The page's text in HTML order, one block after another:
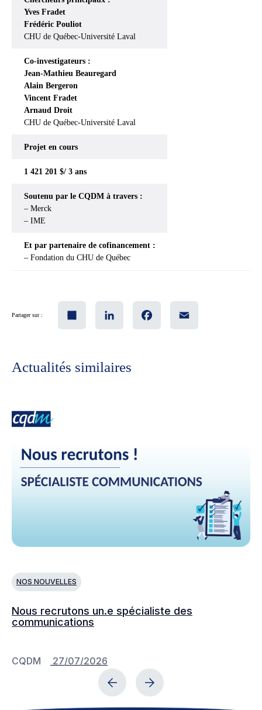
Yves Fradet
Frédéric Pouliot
CHU de Québec-Université Laval
Co-investigateurs :
Jean-Mathieu Beauregard
Alain Bergeron
Vincent Fradet
Arnaud Droit
CHU de Québec-Université Laval
Projet en cours
1 421 201 $/ 3 ans
Soutenu par le CQDM à travers :
– Merck
– IME
Et par partenaire de cofinancement :
– Fondation du CHU de Québec
Partager sur :
Actualités similaires
NOS NOUVELLES
Nous recrutons un.e spécialiste des
communications
CQDM 27/07/2026